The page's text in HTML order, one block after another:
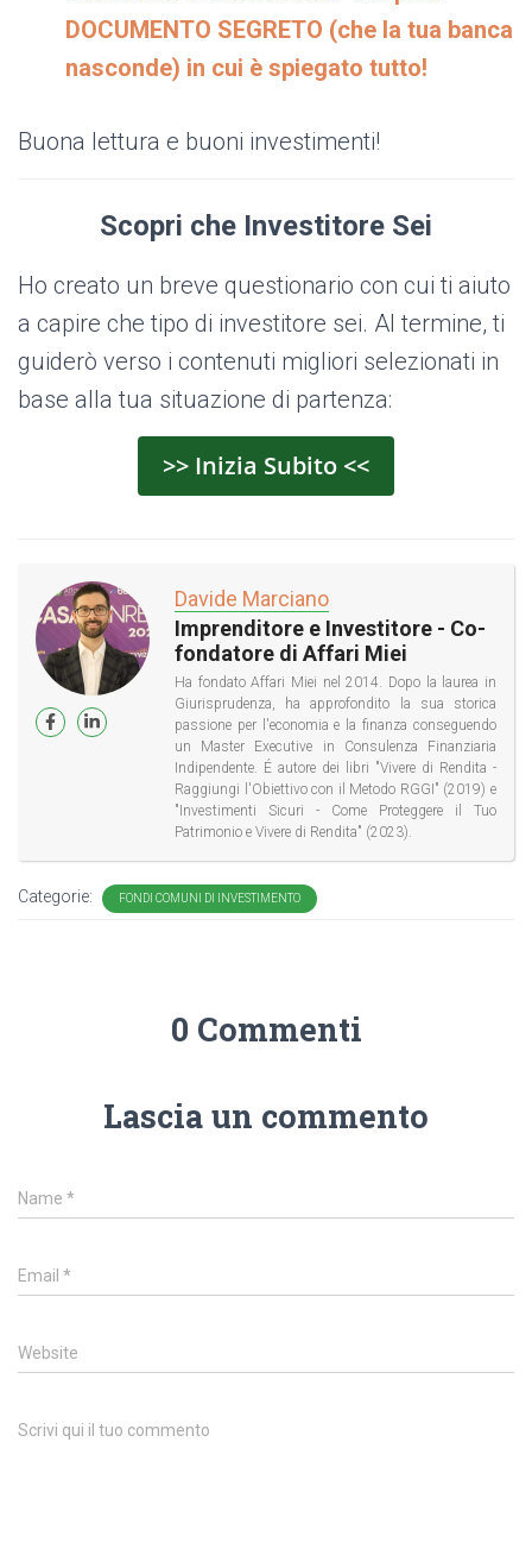
DOCUMENTO SEGRETO (che la tua banca
nasconde) in cui è spiegato tutto!
Buona lettura e buoni investimenti!
Scopri che Investitore Sei
Ho creato un breve questionario con cui ti aiuto
a capire che tipo di investitore sei. Al termine, ti
guiderò verso i contenuti migliori selezionati in
base alla tua situazione di partenza:
>> Inizia Subito <<
Davide Marciano
Imprenditore e Investitore - Co-
fondatore di Affari Miei
Ha fondato Affari Miei nel 2014. Dopo la laurea in
Giurisprudenza, ha approfondito la sua storica
passione per l'economia e la finanza conseguendo
un Master Executive in Consulenza Finanziaria
Indipendente. É autore dei libri "Vivere di Rendita -
Raggiungi l'Obiettivo con il Metodo RGGI" (2019) e
"Investimenti Sicuri - Come Proteggere il Tuo
Patrimonio e Vivere di Rendita" (2023).
Categorie: FONDI COMUNI DI INVESTIMENTO
0 Commenti
Lascia un commento
Name *
Email *
Website
Scrivi qui il tuo commento